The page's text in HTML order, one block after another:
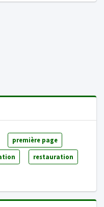
première page
restauration